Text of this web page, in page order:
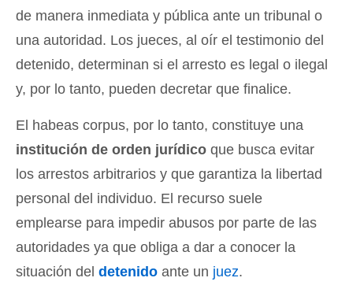
de manera inmediata y pública ante un tribunal o
una autoridad. Los jueces, al oír el testimonio del
detenido, determinan si el arresto es legal o ilegal
y, por lo tanto, pueden decretar que finalice.
El habeas corpus, por lo tanto, constituye una
institución de orden jurídico que busca evitar
los arrestos arbitrarios y que garantiza la libertad
personal del individuo. El recurso suele
emplearse para impedir abusos por parte de las
autoridades ya que obliga a dar a conocer la
situación del detenido ante un juez.